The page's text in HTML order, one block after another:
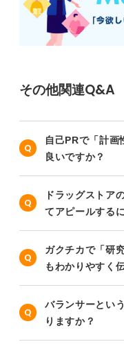
その他関連Q&A
自己PRで「計画
良いですか？
ドラッグストア
てアピールする
ガクチカで「研
もわかりやすく
バランサーとい
りますか？